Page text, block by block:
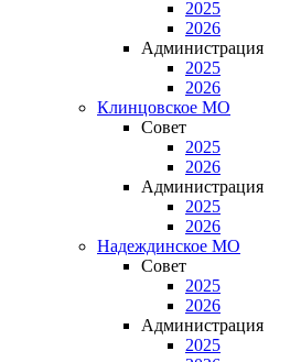
2025
2026
Администрация
2025
2026
Клинцовское МО
Совет
2025
2026
Администрация
2025
2026
Надеждинское МО
Совет
2025
2026
Администрация
2025